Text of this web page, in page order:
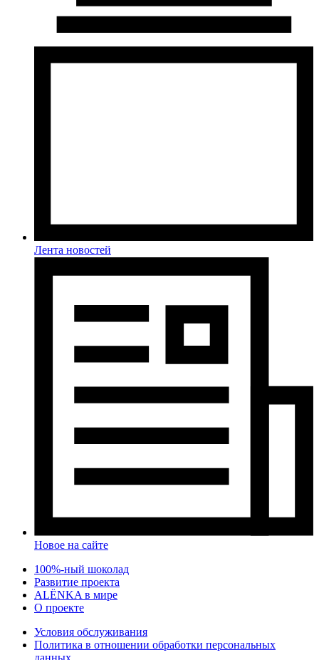
Лента новостей
Новое на сайте
100%-ный шоколад
Развитие проекта
ALЁNKA в мире
О проекте
Условия обслуживания
Политика в отношении обработки персональных
данных